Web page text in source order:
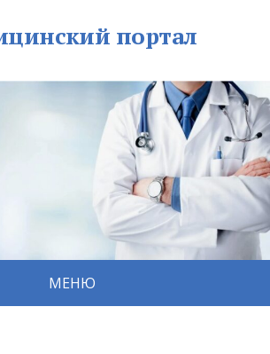
портал
МЕНЮ